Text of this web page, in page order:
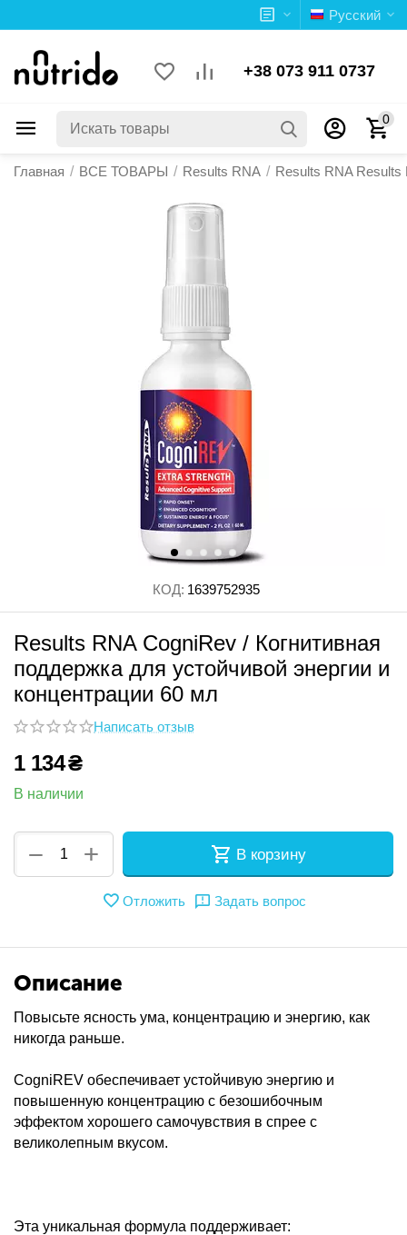
Русский
+38 073 911 0737
0
Главная / ВСЕ ТОВАРЫ / Results RNA / Results RNA Results
КОД: 1639752935
Results RNA CogniRev / Когнитивная
поддержка для устойчивой энергии и
концентрации 60 мл
Написать отзыв
1 134₴
В наличии
+
− В корзину
Отложить Задать вопрос
Описание
Повысьте ясность ума, концентрацию и энергию, как
никогда раньше.
CogniREV обеспечивает устойчивую энергию и
повышенную концентрацию с безошибочным
эффектом хорошего самочувствия в спрее с
великолепным вкусом.
Эта уникальная формула поддерживает: